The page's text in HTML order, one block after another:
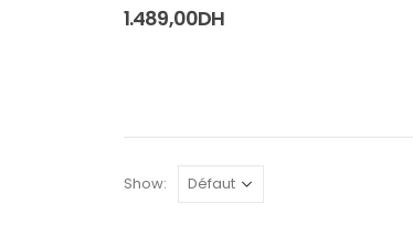
0 sur 5
1.489,00DH
Show: